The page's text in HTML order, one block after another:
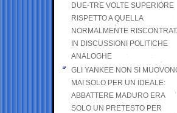
DUE-TRE VOLTE SUPERIORE
RISPETTO A QUELLA
NORMALMENTE
IN DISCUSSIONI POLITICHE
ANALOGHE
GLI YANKEE NON SI
MAI SOLO PER UN IDEALE:
ABBATTERE MADURO ERA
SOLO UN PRETESTO PER